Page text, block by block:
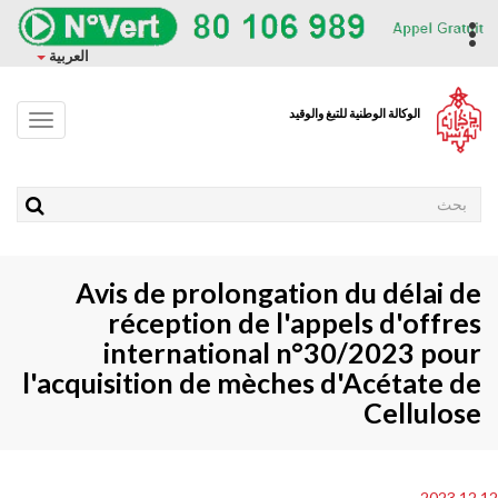
العربية
الوكالة الوطنية للتبغ والوقيد
Toggle
Avis de prolongation du délai de
réception de l'appels d'offres
international n°30/2023 pour
l'acquisition de mèches d'Acétate de
Cellulose